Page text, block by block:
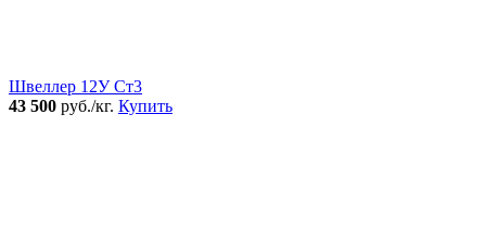
Швеллер 12У Ст3
43 500 руб./кг. Купить